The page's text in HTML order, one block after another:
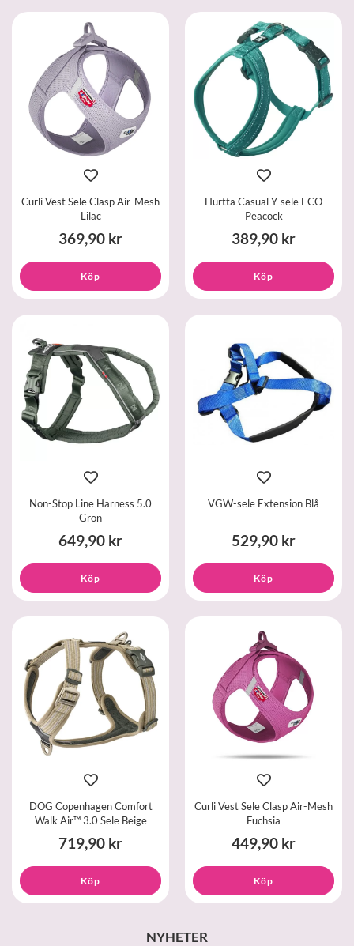
Curli Vest Sele Clasp Air-Mesh
Lilac
369,90 kr
Köp
Hurtta Casual Y-sele ECO
Peacock
389,90 kr
Köp
Non-Stop Line Harness 5.0
Grön
649,90 kr
Köp
VGW-sele Extension Blå
529,90 kr
Köp
DOG Copenhagen Comfort
Walk Air™ 3.0 Sele Beige
719,90 kr
Köp
Curli Vest Sele Clasp Air-Mesh
Fuchsia
449,90 kr
Köp
NYHETER